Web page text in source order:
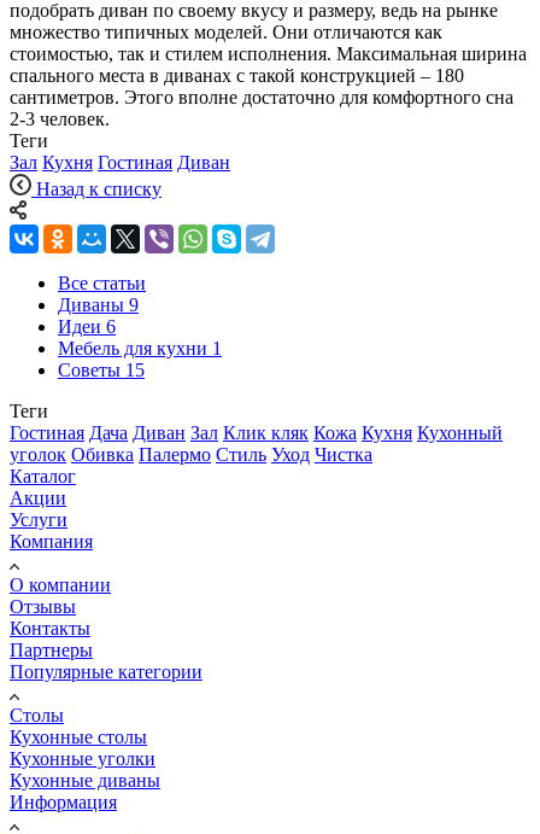
подобрать диван по своему вкусу и размеру, ведь на рынке
множество типичных моделей. Они отличаются как
стоимостью, так и стилем исполнения. Максимальная ширина
спального места в диванах с такой конструкцией – 180
сантиметров. Этого вполне достаточно для комфортного сна
2-3 человек.
Теги
Зал Кухня Гостиная Диван
Назад к списку
Все статьи
Диваны 9
Идеи 6
Мебель для кухни 1
Советы 15
Теги
Гостиная Дача Диван Зал Клик кляк Кожа Кухня Кухонный
уголок Обивка Палермо Стиль Уход Чистка
Каталог
Акции
Услуги
Компания
О компании
Отзывы
Контакты
Партнеры
Популярные категории
Столы
Кухонные столы
Кухонные уголки
Кухонные диваны
Информация